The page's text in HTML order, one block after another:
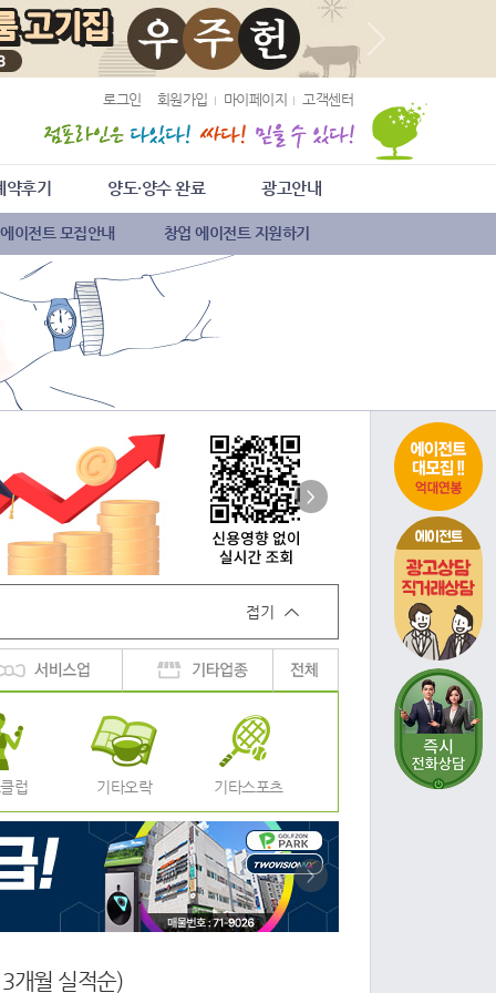
로그인 회원가입 마이페이지 고객센터
이전트 모집안내 창업 에이전트 지원하기
약후기 양도·양수 완료 광고안내
에이전트
>
접기
럽 기타오락 기타스포츠
>
개월 실적순)